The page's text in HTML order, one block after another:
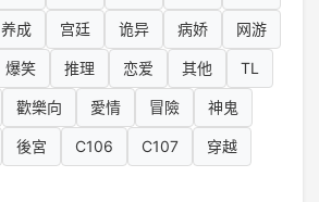
养成 宫廷 诡异 病娇 网游
爆笑 推理 恋爱 其他 TL
歡樂向 愛情 冒險 神鬼
後宮 C106 C107 穿越